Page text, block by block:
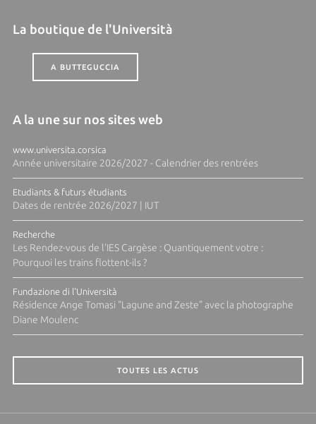
La boutique de l'Università
A BUTTEGUCCIA
A la une sur nos sites web
www.universita.corsica
Année universitaire 2026/2027 - Calendrier des rentrées
Etudiants & futurs étudiants
Dates de rentrée 2026/2027 | IUT
Recherche
Les Rendez-vous de l'IES Cargèse : Quantiquement votre :
Pourquoi les trains flottent-ils ?
Fundazione di l'Università
Résidence Ange Tomasi "Lagune and Zeste" avec la photographe
Diane Moulenc
TOUTES LES ACTUS